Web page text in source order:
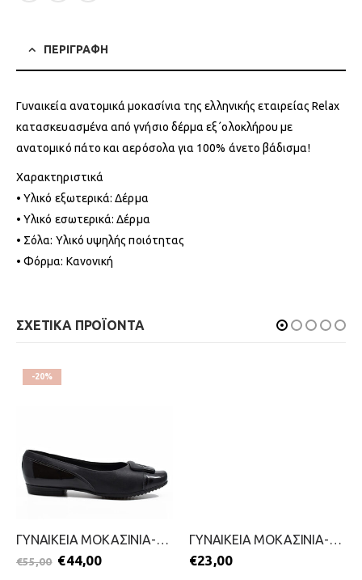
ΠΕΡΙΓΡΑΦΗ
Γυναικεία ανατομικά μοκασίνια της ελληνικής εταιρείας Relax
κατασκευασμένα από γνήσιο δέρμα εξ΄ολοκλήρου με
ανατομικό πάτο και αερόσολα για 100% άνετο βάδισμα!
Χαρακτηριστικά
• Υλικό εξωτερικά: Δέρμα
• Υλικό εσωτερικά: Δέρμα
• Σόλα: Υλικό υψηλής ποιότητας
• Φόρμα: Κανονική
ΣΧΕΤΙΚΑ ΠΡΟΪΟΝΤΑ
-20%
ΓΥΝΑΙΚΕΙΑ ΜΟΚΑΣΙΝΙΑ-PICCADILLY-2111-0366-ΜΑΥΡΟ
€55,00 €44,00
ΓΥΝΑΙΚΕΙΑ ΜΟΚΑΣΙΝΙΑ-ANTRIN-2199-0294-ΜΠΕΖ
€23,00